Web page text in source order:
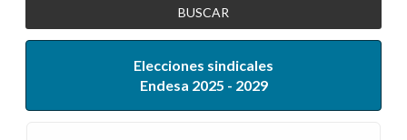
Elecciones sindicales
Endesa 2025 - 2029